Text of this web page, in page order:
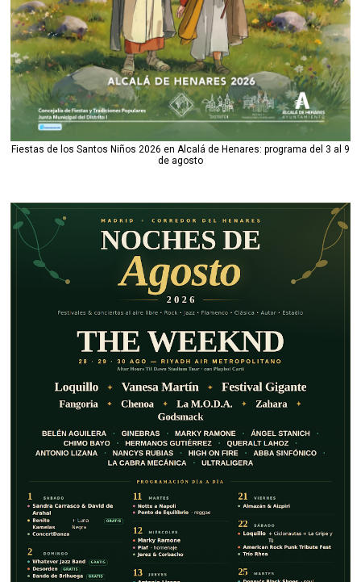
Fiestas de los Santos Niños 2026 en Alcalá de Henares: programa del 3 al 9
de agosto